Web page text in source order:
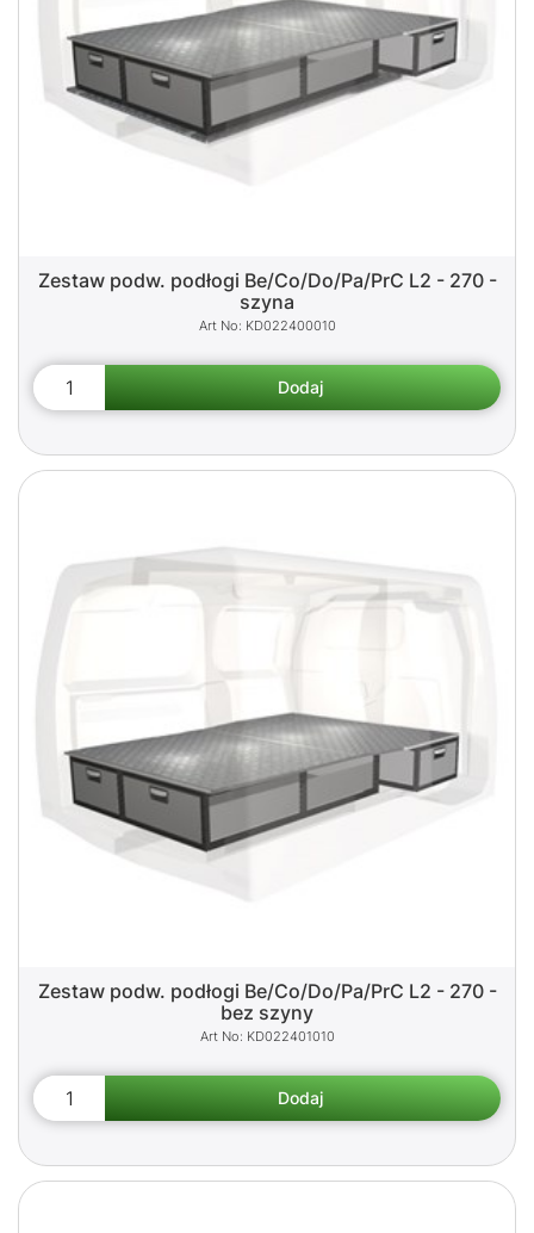
Zestaw podw. podłogi Be/Co/Do/Pa/PrC L2 - 270 -
szyna
KD022400010
Zestaw podw. podłogi Be/Co/Do/Pa/PrC L2 - 270 -
bez szyny
KD022401010